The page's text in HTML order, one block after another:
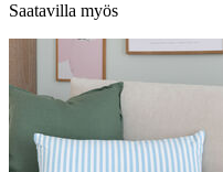
Saatavilla myös